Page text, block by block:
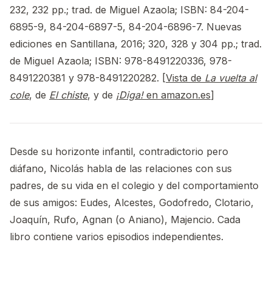
232, 232 pp.; trad. de Miguel Azaola; ISBN: 84-204-
6895-9, 84-204-6897-5, 84-204-6896-7. Nuevas
ediciones en Santillana, 2016; 320, 328 y 304 pp.; trad.
de Miguel Azaola; ISBN: 978-8491220336, 978-
8491220381 y 978-8491220282. [Vista de La vuelta al
cole, de El chiste, y de ¡Diga!en amazon.es]
Desde su horizonte infantil, contradictorio pero
diáfano, Nicolás habla de las relaciones con sus
padres, de su vida en el colegio y del comportamiento
de sus amigos: Eudes, Alcestes, Godofredo, Clotario,
Joaquín, Rufo, Agnan (o Aniano), Majencio. Cada
libro contiene varios episodios independientes.